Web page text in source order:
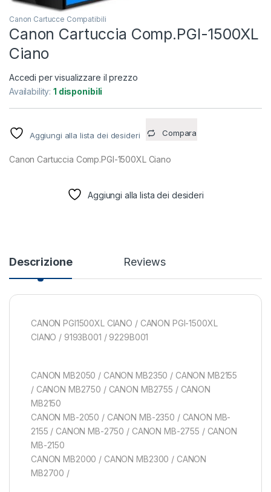
Canon Cartucce Compatibili
Canon Cartuccia Comp.PGI-1500XL
Ciano
Accedi per visualizzare il prezzo
Availability:1 disponibili
Aggiungi alla lista dei desideri Compara
Canon Cartuccia Comp.PGI-1500XL Ciano
Aggiungi alla lista dei desideri
Descrizione Reviews
CANON PGI1500XL CIANO / CANON PGI-1500XL
CIANO / 9193B001 / 9229B001
CANON MB2050 / CANON MB2350 / CANON MB2155
/ CANON MB2750 / CANON MB2755 / CANON
MB2150
CANON MB-2050 / CANON MB-2350 / CANON MB-
2155 / CANON MB-2750 / CANON MB-2755 / CANON
MB-2150
CANON MB2000 / CANON MB2300 / CANON
MB2700 /